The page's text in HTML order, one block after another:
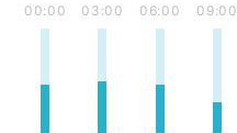
00:00 03:00 06:00 09:00